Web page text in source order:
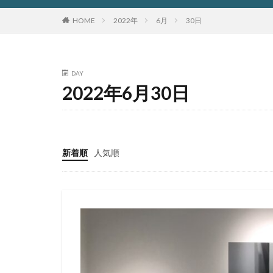
HOME 2022年 6月 30日
DAY
2022年6月30日
新着順 人気順